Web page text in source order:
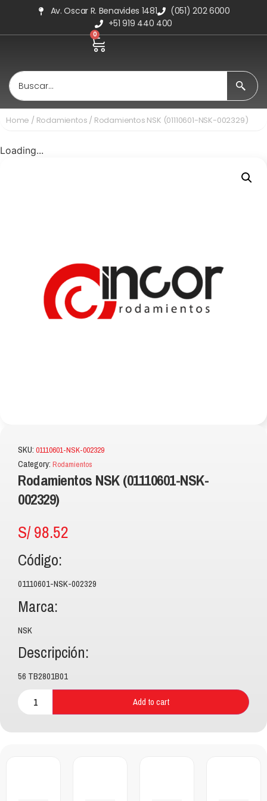
Av. Oscar R. Benavides 1481
(051) 202 6000
+51 919 440 400
0
Home / Rodamientos / Rodamientos NSK (01110601-NSK-002329)
Loading...
SKU: 01110601-NSK-002329
Category: Rodamientos
Rodamientos NSK (01110601-NSK-
002329)
S/98.52
Código:
01110601-NSK-002329
Marca:
NSK
Descripción:
56 TB2801B01
Add to cart